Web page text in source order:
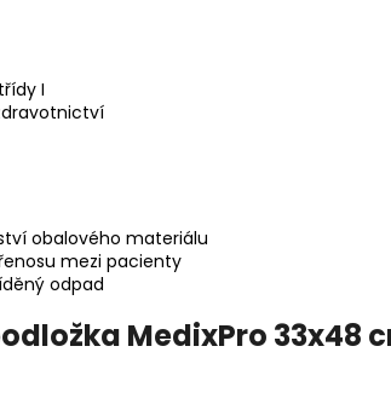
I
obalového materiálu
mezi pacienty
odpad
MedixPro 33x48